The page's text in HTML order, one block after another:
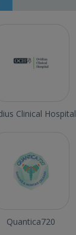
Clinical Hospital
Quantica720